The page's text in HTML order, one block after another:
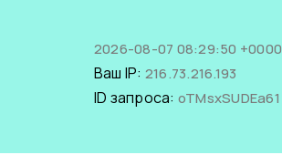
2026-08-07 08:29:50 +0000
Ваш IP: 216.73.216.193
ID запроса: oTMsxSUDEa61